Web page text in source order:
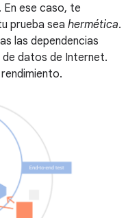
ese caso, te
prueba sea hermética.
las dependencias
datos de Internet.